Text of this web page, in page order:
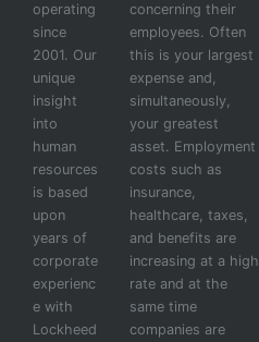
operating
since
2001. Our
unique
insight
into
human
resources
is based
upon
years of
corporate
experienc
e with
Lockheed
concerning their
employees. Often
this is your largest
expense and,
simultaneously,
your greatest
asset. Employment
costs such as
insurance,
healthcare, taxes,
and benefits are
increasing at a high
rate and at the
same time
companies are